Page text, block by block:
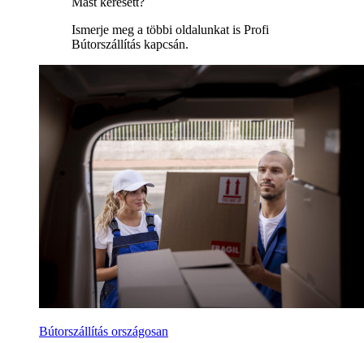
Ismerje meg a többi oldalunkat is Profi
Bútorszállítás kapcsán.
Bútorszállítás országosan